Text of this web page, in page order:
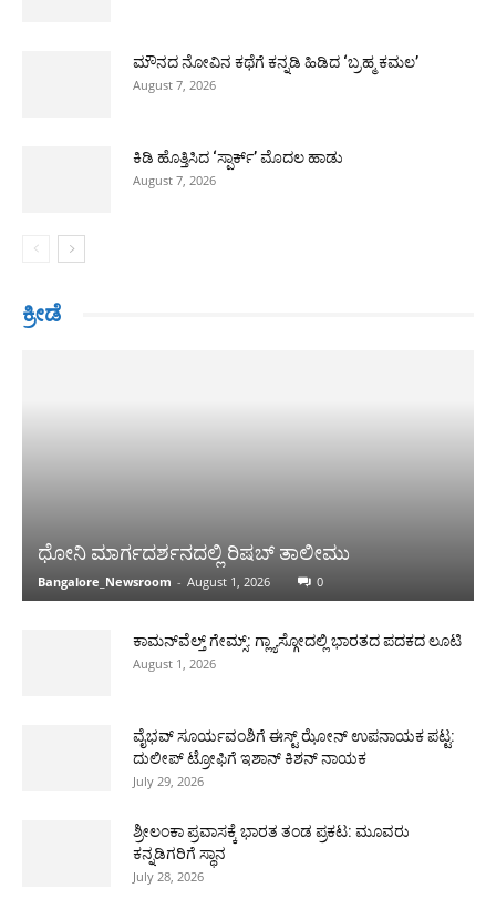
ಮೌನದ ನೋವಿನ ಕಥೆಗೆ ಕನ್ನಡಿ ಹಿಡಿದ ‘ಬ್ರಹ್ಮ ಕಮಲ’
August 7, 2026
ಕಿಡಿ ಹೊತ್ತಿಸಿದ ‘ಸ್ಪಾರ್ಕ್’ ಮೊದಲ ಹಾಡು
August 7, 2026
ಕ್ರೀಡೆ
ಧೋನಿ ಮಾರ್ಗದರ್ಶನದಲ್ಲಿ ರಿಷಬ್ ತಾಲೀಮು
Bangalore_Newsroom - August 1, 2026 0
ಕಾಮನ್‌ವೆಲ್ತ್ ಗೇಮ್ಸ್: ಗ್ಲ್ಯಾಸ್ಗೋದಲ್ಲಿ ಭಾರತದ ಪದಕದ ಲೂಟಿ
August 1, 2026
ವೈಭವ್ ಸೂರ್ಯವಂಶಿಗೆ ಈಸ್ಟ್ ಝೋನ್ ಉಪನಾಯಕ ಪಟ್ಟ:
ದುಲೀಪ್ ಟ್ರೋಫಿಗೆ ಇಶಾನ್ ಕಿಶನ್ ನಾಯಕ
July 29, 2026
ಶ್ರೀಲಂಕಾ ಪ್ರವಾಸಕ್ಕೆ ಭಾರತ ತಂಡ ಪ್ರಕಟ: ಮೂವರು
ಕನ್ನಡಿಗರಿಗೆ ಸ್ಥಾನ
July 28, 2026